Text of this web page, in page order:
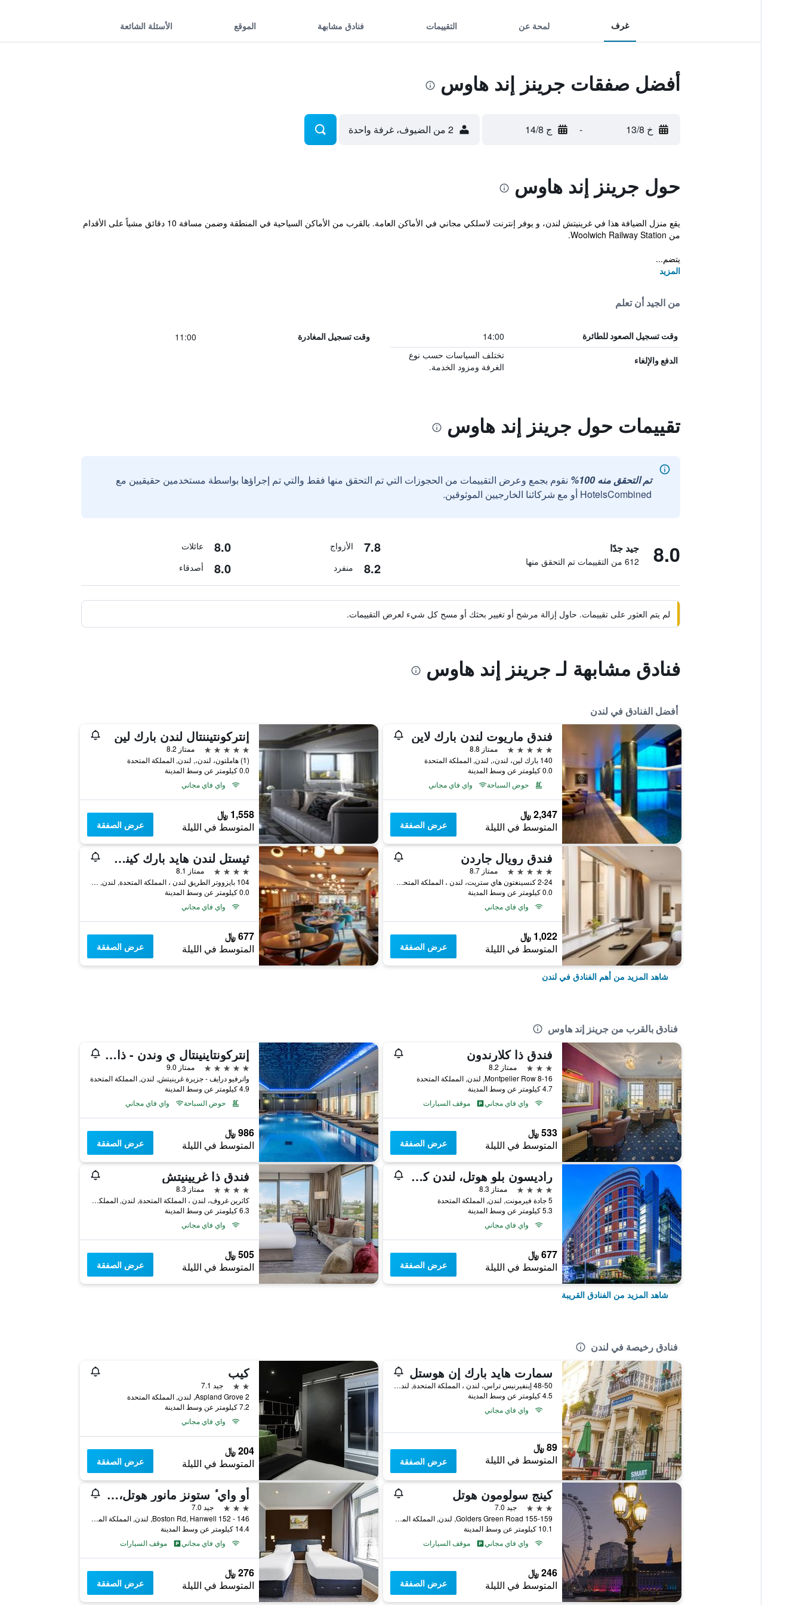
غرف لمحة عن التقييمات فنادق مشابهة الموقع الأسئلة الشائعة
أفضل صفقات جرينز إند هاوس
خ 13/8 - ج 14/8 2 من الضيوف، غرفة واحدة
حول جرينز إند هاوس
يقع منزل الضيافة هذا في غرينيتش لندن، و يوفر إنترنت لاسلكي مجاني في الأماكن العامة. بالقرب من الأماكن السياحية في المنطقة وضمن مسافة 10 دقائق مشياً على الأقدام
من Woolwich Railway Station.
يتضم...
المزيد
من الجيد أن تعلم
وقت تسجيل الصعود للطائرة 14:00 وقت تسجيل المغادرة 11:00
الدفع والإلغاء
تختلف السياسات حسب نوع
الغرفة ومزود الخدمة.
تقييمات حول جرينز إند هاوس
تم التحقق منه 100%
نقوم بجمع وعرض التقييمات من الحجوزات التي تم التحقق منها فقط والتي تم إجراؤها بواسطة مستخدمين حقيقيين مع
HotelsCombined أو مع شركائنا الخارجيين الموثوقين.
8.0 جيد جدًا
612 من التقييمات تم التحقق منها
7.8 الأزواج 8.0 عائلات
8.2 منفرد 8.0 أصدقاء
لم يتم العثور على تقييمات. حاول إزالة مرشح أو تغيير بحثك أو مسح كل شيء لعرض التقييمات.
فنادق مشابهة لـ جرينز إند هاوس
أفضل الفنادق في لندن
فندق ماريوت لندن بارك لاين
5 نجوم
ممتاز 8.8
140 بارك لين، لندن،, لندن, المملكة المتحدة
0.0 كيلومتر عن وسط المدينة
حوض السباحة
واي فاي مجاني
2,347 ﷼
المتوسط في الليلة عرض الصفقة
إنتركونتيننتال لندن بارك لين
5 نجوم
ممتاز 8.2
(1) هاملتون، لندن،, لندن, المملكة المتحدة
0.0 كيلومتر عن وسط المدينة
واي فاي مجاني
1,558 ﷼
المتوسط في الليلة عرض الصفقة
فندق رويال جاردن
5 نجوم
ممتاز 8.7
2-24 كنسينغتون هاي ستريت، لندن ، المملكة المتحدة, لندن, المملكة المتحدة
0.0 كيلومتر عن وسط المدينة
واي فاي مجاني
1,022 ﷼
المتوسط في الليلة عرض الصفقة
ثيستل لندن هايد بارك كينسينجتون جاردنز
4 نجوم
ممتاز 8.1
104 بايزووتر الطريق لندن ، المملكة المتحدة, لندن, المملكة المتحدة
0.0 كيلومتر عن وسط المدينة
واي فاي مجاني
677 ﷼
المتوسط في الليلة عرض الصفقة
شاهد المزيد من أهم الفنادق في لندن
فنادق بالقرب من جرينز إند هاوس
فندق ذا كلارندون
3 نجوم
ممتاز 8.2
8-16 Montpelier Row, لندن, المملكة المتحدة
4.7 كيلومتر عن وسط المدينة
واي فاي مجاني
موقف السيارات
533 ﷼
المتوسط في الليلة عرض الصفقة
إنتركونتاينينتال ي وندن - ذا أو2 بي آيتش جي
5 نجوم
ممتاز 9.0
واترفيو درايف - جزيرة غرينيتش, لندن, المملكة المتحدة
4.9 كيلومتر عن وسط المدينة
حوض السباحة
واي فاي مجاني
986 ﷼
المتوسط في الليلة عرض الصفقة
راديسون بلو هوتل، لندن كاناري وارف إيست
4 نجوم
ممتاز 8.3
5 جادة فيرمونت, لندن, المملكة المتحدة
5.3 كيلومتر عن وسط المدينة
واي فاي مجاني
677 ﷼
المتوسط في الليلة عرض الصفقة
فندق ذا غريينيتش
4 نجوم
ممتاز 8.3
كاثرين غروف، لندن ، المملكة المتحدة, لندن, المملكة المتحدة
6.3 كيلومتر عن وسط المدينة
واي فاي مجاني
505 ﷼
المتوسط في الليلة عرض الصفقة
شاهد المزيد من الفنادق القريبة
فنادق رخيصة في لندن
سمارت هايد بارك إن هوستل
48-50 إينفيرنيس تراس، لندن ، المملكة المتحدة, لندن, المملكة المتحدة
4.5 كيلومتر عن وسط المدينة
واي فاي مجاني
89 ﷼
المتوسط في الليلة عرض الصفقة
كيب
2 نجمتين
جيد 7.1
2 Aspland Grove, لندن, المملكة المتحدة
7.2 كيلومتر عن وسط المدينة
واي فاي مجاني
204 ﷼
المتوسط في الليلة عرض الصفقة
كينج سولومون هوتل
3 نجوم
جيد 7.0
155-159 Golders Green Road, لندن, المملكة المتحدة
10.1 كيلومتر عن وسط المدينة
واي فاي مجاني
موقف السيارات
246 ﷼
المتوسط في الليلة عرض الصفقة
أو واي ٔ ستونز مانور هوتل، هانويل لندن
3 نجوم
جيد 7.0
146 - 152 Boston Rd, Hanwell, لندن, المملكة المتحدة
14.4 كيلومتر عن وسط المدينة
واي فاي مجاني
موقف السيارات
276 ﷼
المتوسط في الليلة عرض الصفقة